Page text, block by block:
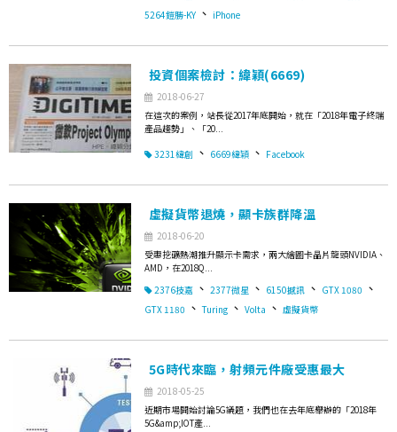
5264鎧勝-KY 、 iPhone
投資個案檢討：緯穎(6669)
2018-06-27
在這次的案例，站長從2017年底開始，就在「2018年電子終端
產品趨勢」、「20...
3231緯創 、 6669緯穎 、 Facebook
虛擬貨幣退燒，顯卡族群降溫
2018-06-20
受惠挖礦熱潮推升顯示卡需求，兩大繪圖卡晶片龍頭NVIDIA、
AMD，在2018Q...
2376技嘉 、 2377微星 、 6150撼訊 、 GTX 1080 、
GTX 1180 、 Turing 、 Volta 、 虛擬貨幣
5G時代來臨，射頻元件廠受惠最大
2018-05-25
近期市場開始討論5G議題，我們也在去年底舉辦的「2018年
5G&amp;IOT產...